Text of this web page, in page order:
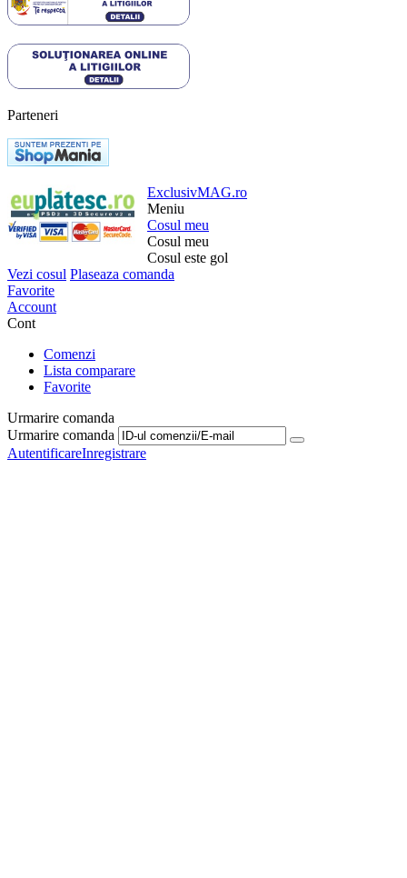
Parteneri
ExclusivMAG.ro
Meniu
Cosul meu
Cosul meu
Cosul este gol
Vezi cosul Plaseaza comanda
Favorite
Account
Cont
Comenzi
Lista comparare
Favorite
Urmarire comanda
Urmarire comanda
AutentificareInregistrare